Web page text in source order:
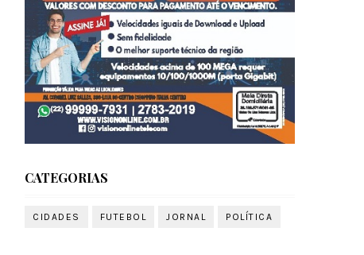
CATEGORIAS
CIDADES FUTEBOL JORNAL POLÍTICA